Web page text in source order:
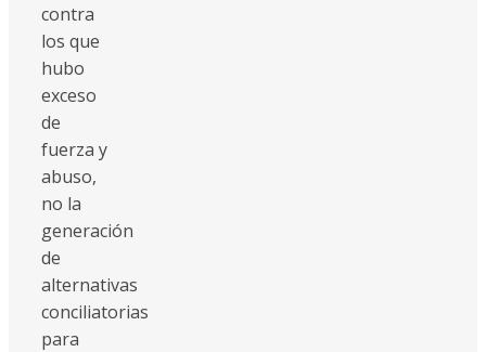
contra
los que
hubo
exceso
de
fuerza y
abuso,
no la
generación
de
alternativas
conciliatorias
para